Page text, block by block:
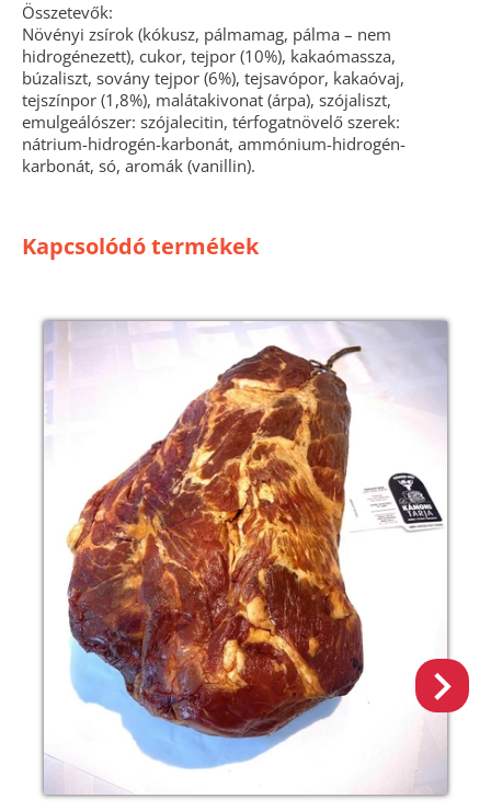
Összetevők:
Növényi zsírok (kókusz, pálmamag, pálma – nem
hidrogénezett), cukor, tejpor (10%), kakaómassza,
búzaliszt, sovány tejpor (6%), tejsavópor, kakaóvaj,
tejszínpor (1,8%), malátakivonat (árpa), szójaliszt,
emulgeálószer: szójalecitin, térfogatnövelő szerek:
nátrium-hidrogén-karbonát, ammónium-hidrogén-
karbonát, só, aromák (vanillin).
Kapcsolódó termékek